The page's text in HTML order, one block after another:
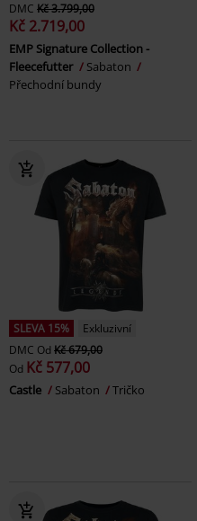
DMC Kč 3.799,00
Kč 2.719,00
EMP Signature Collection -
Fleecefutter
Sabaton
Přechodní bundy
SLEVA 15%
Exkluzivní
DMC Od Kč 679,00
Od Kč 577,00
Castle Sabaton Tričko